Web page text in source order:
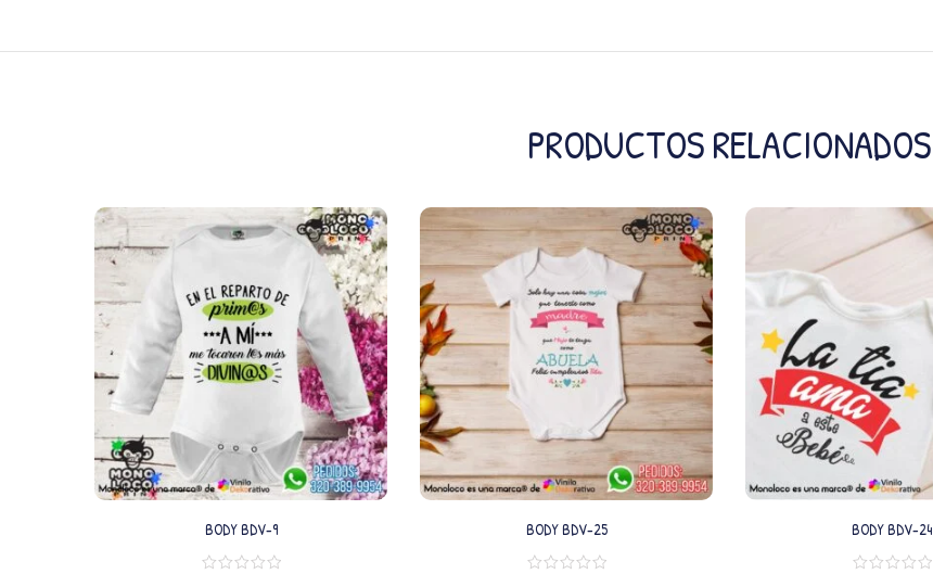
PRODUCTOS RELACIONADOS
BODY BDV-9 BODY BDV-25 BODY BDV-24